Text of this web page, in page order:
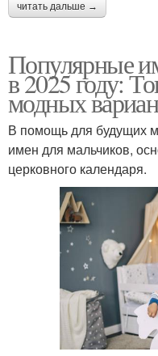
читать дальше →
Популярные
в 2025 году:
модных
В помощь для будущих
имен для мальчиков,
церковного календаря.